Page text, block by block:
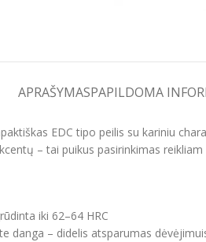
APRAŠYMASPAPILDOMA
EDC tipo peilis su kariniu
– tai puikus pasirinkimas
iki 62–64 HRC
danga – didelis atsparumas